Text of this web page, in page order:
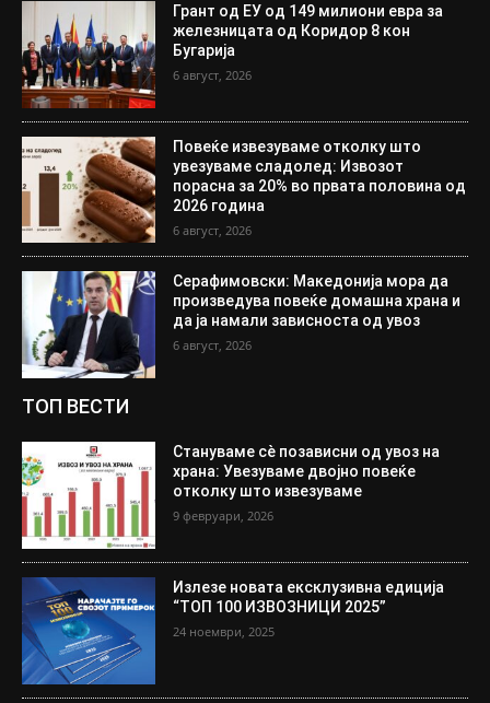
Грант од ЕУ од 149 милиони евра за
железницата од Коридор 8 кон
Бугарија
6 август, 2026
Повеќе извезуваме отколку што
увезуваме сладолед: Извозот
порасна за 20% во првата половина од
2026 година
6 август, 2026
Серафимовски: Македонија мора да
произведува повеќе домашна храна и
да ја намали зависноста од увоз
6 август, 2026
ТОП ВЕСТИ
Стануваме сè позависни од увоз на
храна: Увезуваме двојно повеќе
отколку што извезуваме
9 февруари, 2026
Излезе новата ексклузивна едиција
“ТОП 100 ИЗВОЗНИЦИ 2025”
24 ноември, 2025